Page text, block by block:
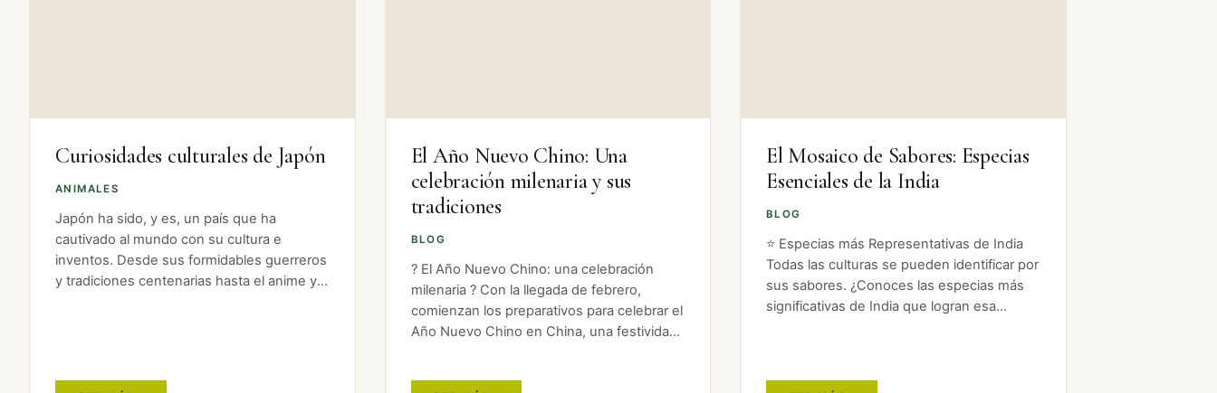
ANIMALES
Curiosidades culturales de Japón
Japón ha sido, y es, un país que ha
cautivado al mundo con su cultura e
inventos. Desde sus formidables guerreros
y tradiciones centenarias hasta el anime y
BLOG
El Año Nuevo Chino: Una
celebración milenaria y sus
tradiciones
? El Año Nuevo Chino: una celebración
milenaria ? Con la llegada de febrero,
comienzan los preparativos para celebrar el
Año Nuevo Chino en China, una festividad
BLOG
El Mosaico de Sabores: Especias
Esenciales de la India
⭐ Especias más Representativas de India
Todas las culturas se pueden identificar por
sus sabores. ¿Conoces las especias más
significativas de India que logran esa